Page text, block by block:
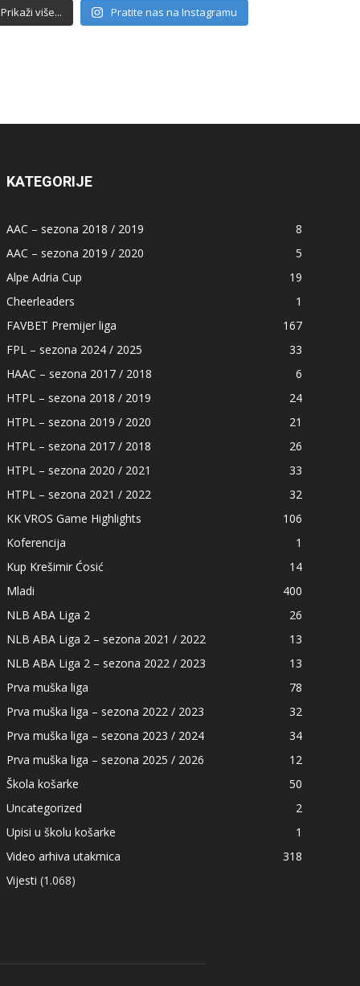
Prikaži više... Pratite nas na Instagramu
KATEGORIJE
AAC – sezona 2018 / 2019
8
AAC – sezona 2019 / 2020
5
Alpe Adria Cup
19
Cheerleaders
1
FAVBET Premijer liga
167
FPL – sezona 2024 / 2025
33
HAAC – sezona 2017 / 2018
6
HTPL – sezona 2018 / 2019
24
HTPL – sezona 2019 / 2020
21
HTPL – sezona 2017 / 2018
26
HTPL – sezona 2020 / 2021
33
HTPL – sezona 2021 / 2022
32
KK VROS Game Highlights
106
Koferencija
1
Kup Krešimir Ćosić
14
Mladi
400
NLB ABA Liga 2
26
NLB ABA Liga 2 – sezona 2021 / 2022
13
NLB ABA Liga 2 – sezona 2022 / 2023
13
Prva muška liga
78
Prva muška liga – sezona 2022 / 2023
32
Prva muška liga – sezona 2023 / 2024
34
Prva muška liga – sezona 2025 / 2026
12
Škola košarke
50
Uncategorized
2
Upisi u školu košarke
1
Video arhiva utakmica
318
Vijesti (1.068)